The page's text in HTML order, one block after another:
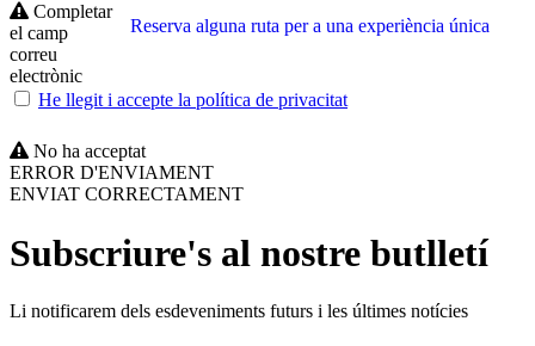
Reserva alguna ruta per a una experiència única
Completar
el camp
correu
electrònic
He llegit i accepte la política de privacitat
No ha acceptat
ERROR D'ENVIAMENT
ENVIAT CORRECTAMENT
Subscriure's al nostre butlletí
Li notificarem dels esdeveniments futurs i les últimes notícies